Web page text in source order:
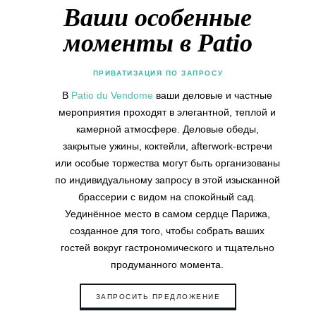
Ваши особенные
моменты в Patio
ПРИВАТИЗАЦИЯ ПО ЗАПРОСУ
В Patio du Vendome ваши деловые и частные
мероприятия проходят в элегантной, теплой и
камерной атмосфере. Деловые обеды,
закрытые ужины, коктейли, afterwork-встречи
или особые торжества могут быть организованы
по индивидуальному запросу в этой изысканной
брассерии с видом на спокойный сад.
Уединённое место в самом сердце Парижа,
созданное для того, чтобы собрать ваших
гостей вокруг гастрономического и тщательно
продуманного момента.
ЗАПРОСИТЬ ПРЕДЛОЖЕНИЕ